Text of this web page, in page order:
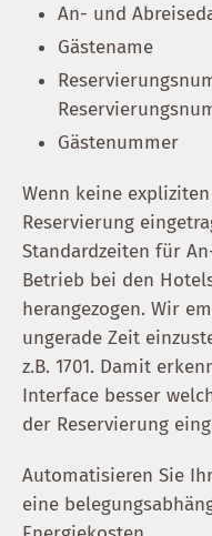
An- und
Gästename
Gästenummer
Wenn keine
Reservierung
Standardzeiten für
Betrieb bei den
herangezogen. Wir
ungerade Zeit
z.B. 1701. Damit
Interface besser
der Reservierung
Automatisieren Sie
eine